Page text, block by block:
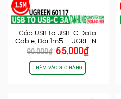
Cáp USB to USB-C Data
Cable, Dài 1m5 – UGREEN…
90.000₫ Giá
gốc
là:
90.000₫.
65.000₫Giá
THÊM VÀO GIỎ HÀNG